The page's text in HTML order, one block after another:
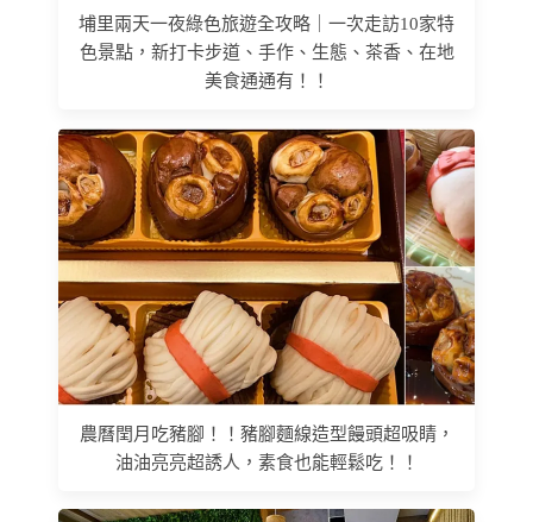
埔里兩天一夜綠色旅遊全攻略｜一次走訪10家特
色景點，新打卡步道、手作、生態、茶香、在地
美食通通有！！
農曆閏月吃豬腳！！豬腳麵線造型饅頭超吸睛，
油油亮亮超誘人，素食也能輕鬆吃！！